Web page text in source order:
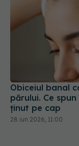
Obiceiul banal
părului. Ce
28 iun 2026, 11:00